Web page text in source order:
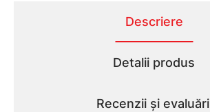
Descriere
Detalii produs
Recenzii și evaluări